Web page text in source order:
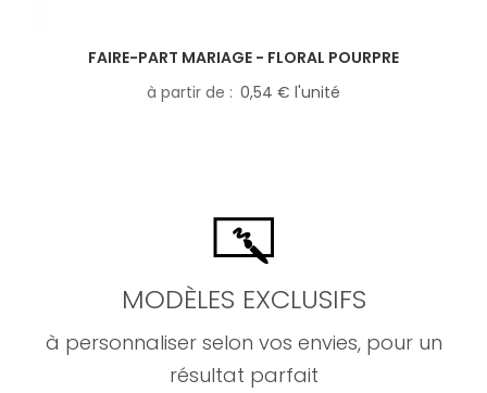
FAIRE-PART MARIAGE - FLORAL POURPRE
à partir de
0,54 € l'unité
MODÈLES EXCLUSIFS
à personnaliser selon vos envies, pour un
résultat parfait